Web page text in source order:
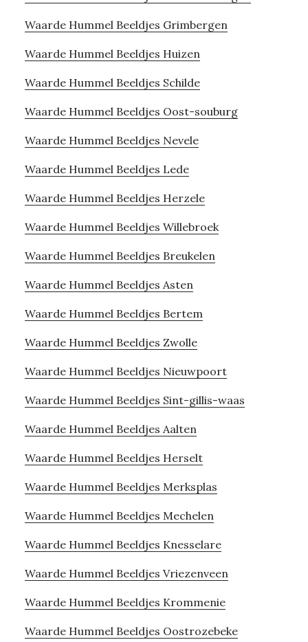
Waarde Hummel Beeldjes Grimbergen
Waarde Hummel Beeldjes Huizen
Waarde Hummel Beeldjes Schilde
Waarde Hummel Beeldjes Oost-souburg
Waarde Hummel Beeldjes Nevele
Waarde Hummel Beeldjes Lede
Waarde Hummel Beeldjes Herzele
Waarde Hummel Beeldjes Willebroek
Waarde Hummel Beeldjes Breukelen
Waarde Hummel Beeldjes Asten
Waarde Hummel Beeldjes Bertem
Waarde Hummel Beeldjes Zwolle
Waarde Hummel Beeldjes Nieuwpoort
Waarde Hummel Beeldjes Sint-gillis-waas
Waarde Hummel Beeldjes Aalten
Waarde Hummel Beeldjes Herselt
Waarde Hummel Beeldjes Merksplas
Waarde Hummel Beeldjes Mechelen
Waarde Hummel Beeldjes Knesselare
Waarde Hummel Beeldjes Vriezenveen
Waarde Hummel Beeldjes Krommenie
Waarde Hummel Beeldjes Oostrozebeke